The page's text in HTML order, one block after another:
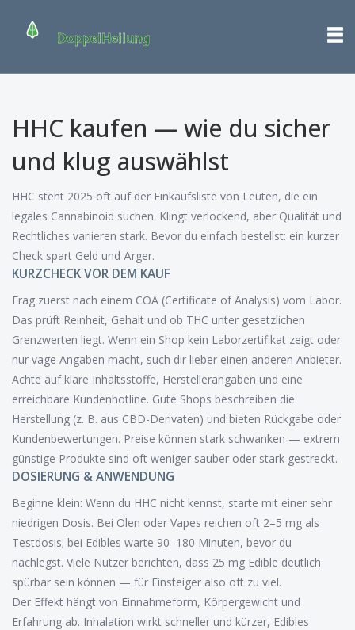
HHC kaufen — wie du sicher
und klug auswählst
HHC steht 2025 oft auf der Einkaufsliste von Leuten, die ein
legales Cannabinoid suchen. Klingt verlockend, aber Qualität und
Rechtliches variieren stark. Bevor du einfach bestellst: ein kurzer
Check spart Geld und Ärger.
KURZCHECK VOR DEM KAUF
Frag zuerst nach einem COA (Certificate of Analysis) vom Labor.
Das prüft Reinheit, Gehalt und ob THC unter gesetzlichen
Grenzwerten liegt. Wenn ein Shop kein Laborzertifikat zeigt oder
nur vage Angaben macht, such dir lieber einen anderen Anbieter.
Achte auf klare Inhaltsstoffe, Herstellerangaben und eine
erreichbare Kundenhotline. Gute Shops beschreiben die
Herstellung (z. B. aus CBD-Derivaten) und bieten Rückgabe oder
Kundenbewertungen. Preise können stark schwanken — extrem
günstige Produkte sind oft weniger sauber oder stark gestreckt.
DOSIERUNG & ANWENDUNG
Beginne klein: Wenn du HHC nicht kennst, starte mit einer sehr
niedrigen Dosis. Bei Ölen oder Vapes reichen oft 2–5 mg als
Testdosis; bei Edibles warte 90–180 Minuten, bevor du
nachlegst. Viele Nutzer berichten, dass 25 mg Edible deutlich
spürbar sein können — für Einsteiger also oft zu viel.
Der Effekt hängt von Einnahmeform, Körpergewicht und
Erfahrung ab. Inhalation wirkt schneller und kürzer, Edibles